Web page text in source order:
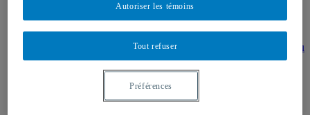
touristiques
MDT8101 – Culture et tourisme
MSL9005 – La patrimonialisation
EUR7102 – Dimensions sociales et culturelles du
tourisme
EUR8216 – Méthodes d’analyse du cadre bâti
EUR8460 – Patrimoine et requalification des
espaces urbains
Tout refuser
Autoriser les témoins
Préférences